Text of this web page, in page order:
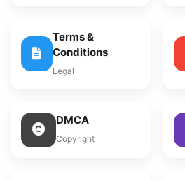
Terms &
Conditions
Legal
DMCA
Copyright